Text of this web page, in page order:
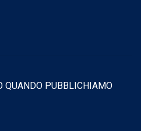
QUANDO PUBBLICHIAMO